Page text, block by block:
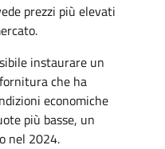
prezzi più elevati
instaurare un
che ha
economiche
più basse, un
nel 2024.